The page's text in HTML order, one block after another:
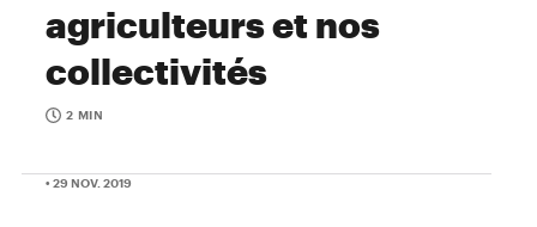
agriculteurs et nos
collectivités
2 MIN
• 29 NOV. 2019